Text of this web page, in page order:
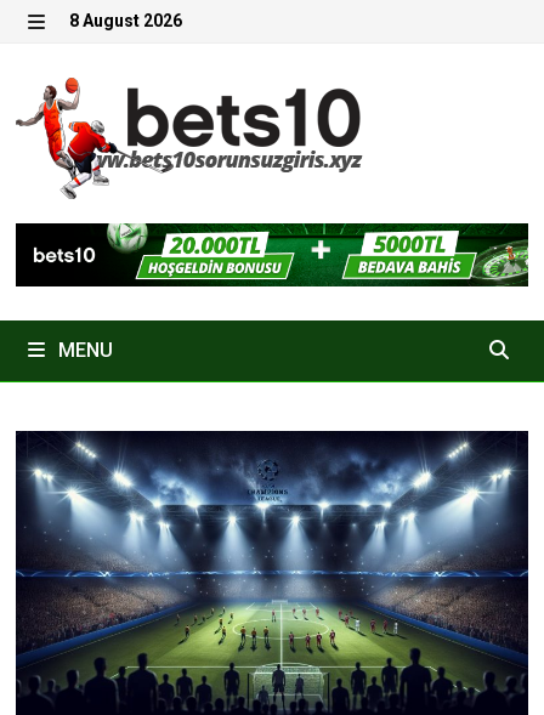
Skip
content
8 August 2026
MENU